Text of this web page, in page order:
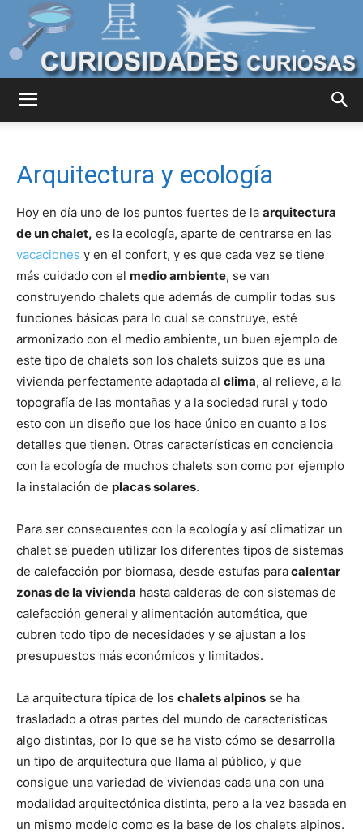
Curiosas
del
Mundo
Arquitectura y ecología
Hoy en día uno de los puntos fuertes de la arquitectura
de un chalet, es la ecología, aparte de centrarse en las
vacaciones y en el confort, y es que cada vez se tiene
más cuidado con el medio ambiente, se van
construyendo chalets que además de cumplir todas sus
funciones básicas para lo cual se construye, esté
armonizado con el medio ambiente, un buen ejemplo de
este tipo de chalets son los chalets suizos que es una
vivienda perfectamente adaptada al clima, al relieve, a la
topografía de las montañas y a la sociedad rural y todo
esto con un diseño que los hace único en cuanto a los
detalles que tienen. Otras características en conciencia
con la ecología de muchos chalets son como por ejemplo
la instalación de placas solares.
Para ser consecuentes con la ecología y así climatizar un
chalet se pueden utilizar los diferentes tipos de sistemas
de calefacción por biomasa, desde estufas paracalentar
zonas de la vivienda hasta calderas de con sistemas de
calefacción general y alimentación automática, que
cubren todo tipo de necesidades y se ajustan a los
presupuestos más económicos y limitados.
La arquitectura típica de los chalets alpinos se ha
trasladado a otras partes del mundo de características
algo distintas, por lo que se ha visto cómo se desarrolla
un tipo de arquitectura que llama al público, y que
consigue una variedad de viviendas cada una con una
modalidad arquitectónica distinta, pero a la vez basada en
un mismo modelo como es la base de los chalets alpinos.